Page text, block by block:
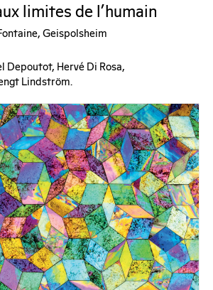
limites de l’humain
Geispolsheim
Depoutot, Hervé Di Rosa,
Lindström.